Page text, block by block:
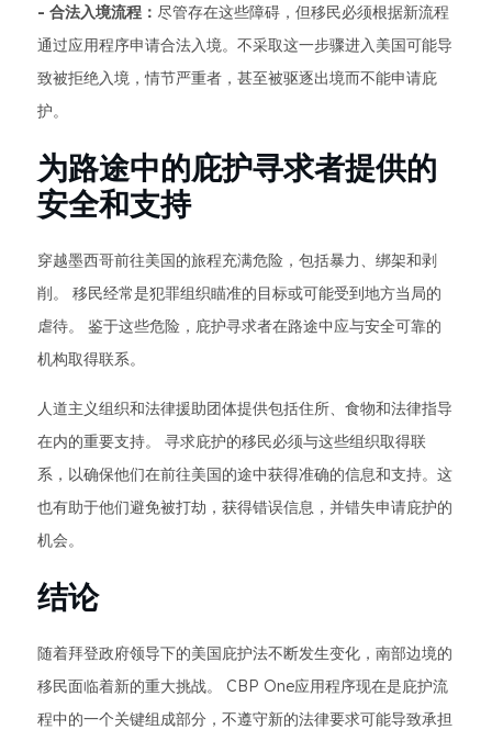
- 合法入境流程： 尽管存在这些障碍，但移民必须根据新流程
通过应用程序申请合法入境。不采取这一步骤进入美国可能导
致被拒绝入境，情节严重者，甚至被驱逐出境而不能申请庇
护。
为路途中的庇护寻求者提供的
安全和支持
穿越墨西哥前往美国的旅程充满危险，包括暴力、绑架和剥
削。 移民经常是犯罪组织瞄准的目标或可能受到地方当局的
虐待。 鉴于这些危险，庇护寻求者在路途中应与安全可靠的
机构取得联系。
人道主义组织和法律援助团体提供包括住所、食物和法律指导
在内的重要支持。 寻求庇护的移民必须与这些组织取得联
系，以确保他们在前往美国的途中获得准确的信息和支持。这
也有助于他们避免被打劫，获得错误信息，并错失申请庇护的
机会。
结论
随着拜登政府领导下的美国庇护法不断发生变化，南部边境的
移民面临着新的重大挑战。 CBP One应用程序现在是庇护流
程中的一个关键组成部分，不遵守新的法律要求可能导致承担